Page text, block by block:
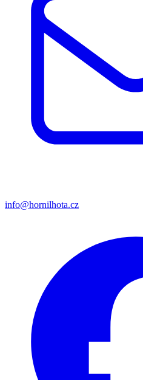
info@hornilhota.cz